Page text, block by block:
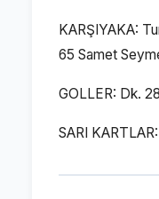
KARŞIYAKA:
65 Samet
GOLLER: Dk.
SARI